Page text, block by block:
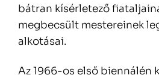
bátran kísérletező
megbecsült mestereinek
alkotásai.
Az 1966-os első biennálén